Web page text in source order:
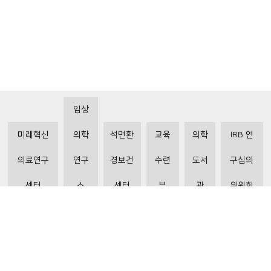
미래혁신
의료연구
센터
임상
의학
연구
소
석면환
경보건
센터
교육
수련
부
의학
도서
관
IRB 연
구심의
위원회